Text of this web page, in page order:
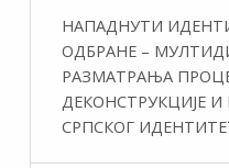
НАПАДНУТИ
ОДБРАНЕ –
РАЗМАТРАЊА
ДЕКОНСТРУКЦИЈЕ И
СРПСКОГ